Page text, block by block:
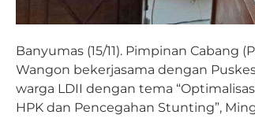
Banyumas (15/11). Pimpinan Cabang
Wangon bekerjasama dengan
warga LDII dengan tema
HPK dan Pencegahan Stunting”,